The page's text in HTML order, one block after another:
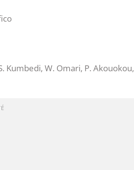
Kumbedi, W. Omari, P. Akouokou,